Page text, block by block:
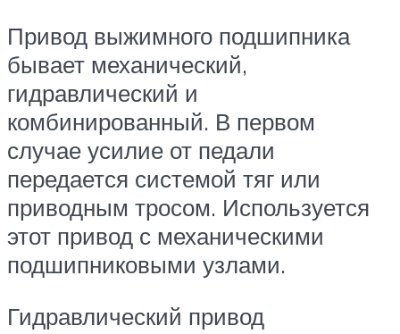
Привод выжимного подшипника
бывает механический,
гидравлический и
комбинированный. В первом
случае усилие от педали
передается системой тяг или
приводным тросом. Используется
этот привод с механическими
подшипниковыми узлами.
Гидравлический привод